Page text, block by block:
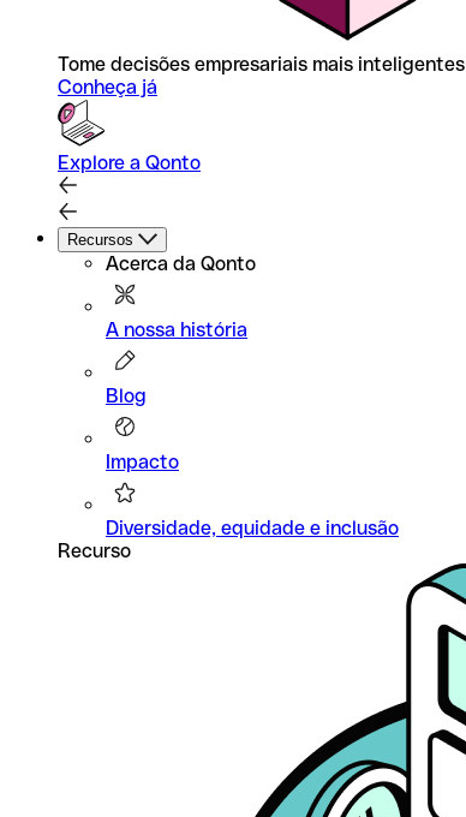
Tome decisões empresariais mais inteligentes
Conheça já
Explore a Qonto
Recursos
Acerca da Qonto
A nossa história
Blog
Impacto
Diversidade, equidade e inclusão
Recurso